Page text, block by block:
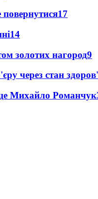
17
14
золотих нагород9
через стан
це Михайло Романчук